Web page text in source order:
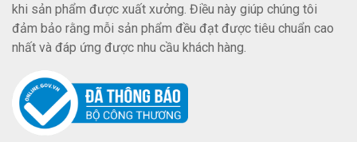
khi sản phẩm được xuất xưởng. Điều này giúp chúng tôi
đảm bảo rằng mỗi sản phẩm đều đạt được tiêu chuẩn cao
nhất và đáp ứng được nhu cầu khách hàng.